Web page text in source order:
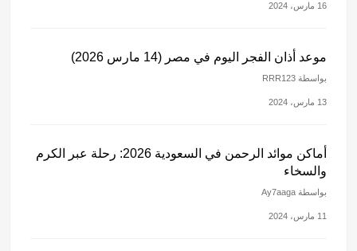
16 مارس، 2024
موعد أذان الفجر اليوم في مصر (14 مارس 2026)
بواسطة RRR123
13 مارس، 2024
أماكن موائد الرحمن في السعودية 2026: رحلة عبر الكرم
والسخاء
بواسطة Ay7aaga
11 مارس، 2024